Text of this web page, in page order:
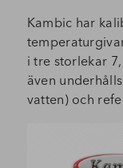
Kambic har
i tre storlekar
även
vatten) och